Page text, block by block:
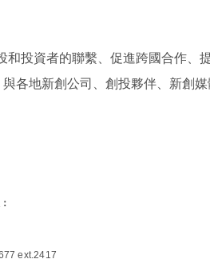
投資者的聯繫、促進跨國合作、
各地新創公司、創投夥伴、新創
ext.2417